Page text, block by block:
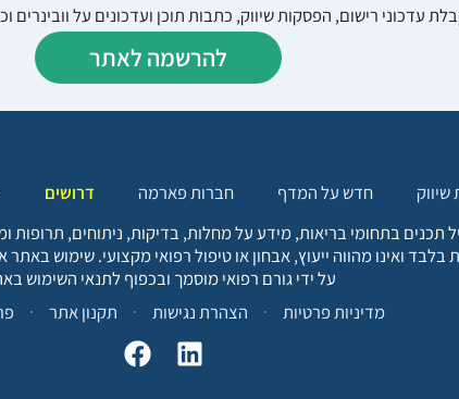
עדכוני רישום, הפסקות שיווק, כתבות תוכן ועדכונים על
להרשמה לאתר
חדש על המדף חברות פארמה דרושים
תכנים בתחומי בריאות, מידע על מחלות, בדיקות, ניתוחים, תרופות
בלבד ואינו מהווה ייעוץ, אבחון או טיפול רפואי מקצועי. שימוש
על ידי גורם רפואי מוסמך ובכפוף לתנאי השימוש
מדיניות פרטיות
הצהרת נגישות תקנון אתר